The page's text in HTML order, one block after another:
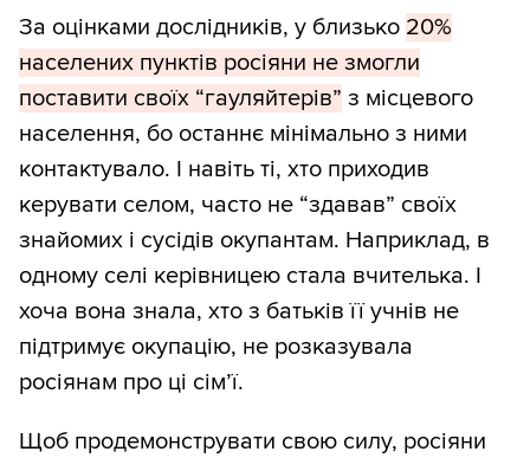
За оцінками дослідників, у близько 20%
населених пунктів росіяни не змогли
поставити своїх “гауляйтерів” з місцевого
населення, бо останнє мінімально з ними
контактувало. І навіть ті, хто приходив
керувати селом, часто не “здавав” своїх
знайомих і сусідів окупантам. Наприклад, в
одному селі керівницею стала вчителька. І
хоча вона знала, хто з батьків її учнів не
підтримує окупацію, не розказувала
росіянам про ці сім’ї.
Щоб продемонструвати свою силу, росіяни